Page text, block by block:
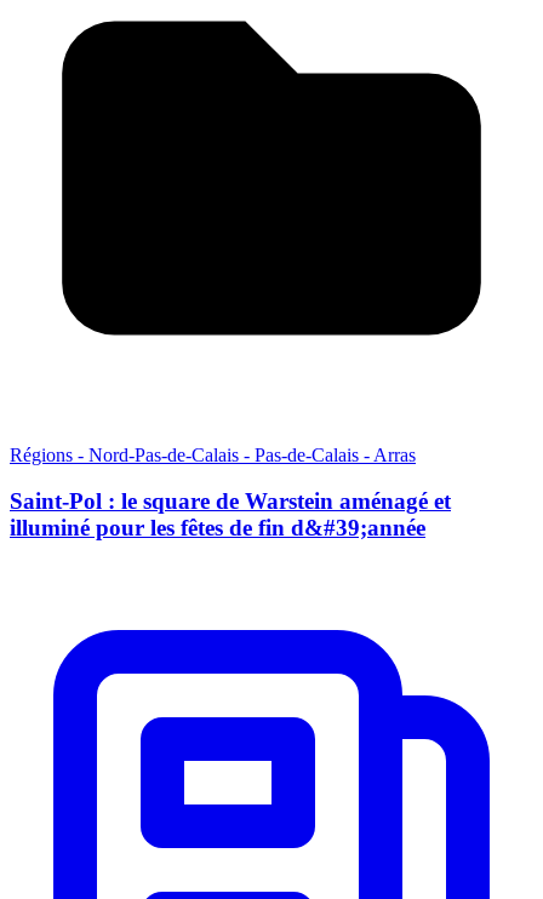
Régions - Nord-Pas-de-Calais - Pas-de-Calais - Arras
Saint-Pol : le square de Warstein aménagé et
illuminé pour les fêtes de fin d&#39;année